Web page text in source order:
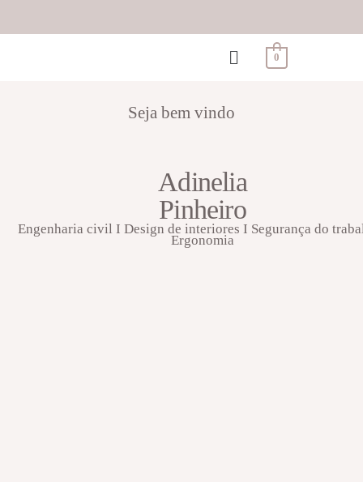
0
Seja bem vindo
Adinelia
Pinheiro
Engenharia civil I Design de interiores I Segurança do
Ergonomia